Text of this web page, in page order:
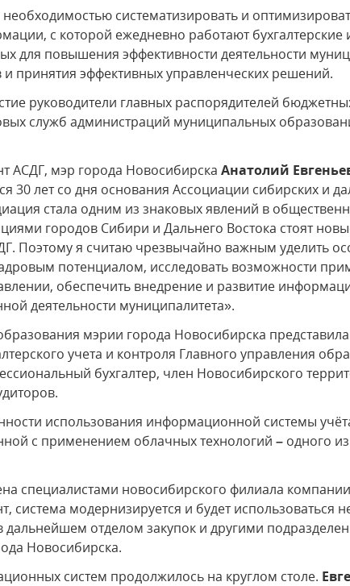
систематизировать и
с которой ежедневно работают бухгалтерские
для повышения эффективности деятельности
принятия эффективных управленческих решений.
руководители главных распорядителей
служб администраций муниципальных
АСДГ, мэр города НовосибирскаАнатолий
30 лет со дня основания Ассоциации сибирских и
стала одним из знаковых явлений в
городов Сибири и Дальнего Востока стоят
Поэтому я считаю чрезвычайно важным уделить
потенциалом, исследовать возможности
обеспечить внедрение и развитие
деятельности муниципалитета».
мэрии города Новосибирска представила
учета и контроля Главного управления
бухгалтер, член Новосибирского
использования информационной системы
с применением облачных технологий – одного
специалистами новосибирского филиала
модернизируется и будет использоваться
отделом закупок и другими
Новосибирска.
систем продолжилось на круглом столе.